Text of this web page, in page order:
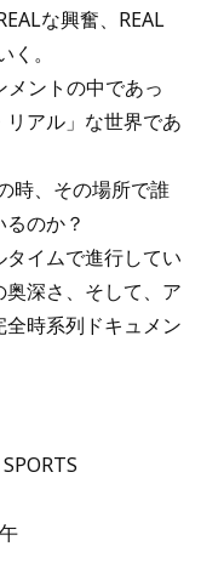
な興奮、REAL
。
ントの中であっ
アル」な世界であ
時、その場所で誰
のか？
イムで進行してい
深さ、そして、ア
時系列ドキュメン